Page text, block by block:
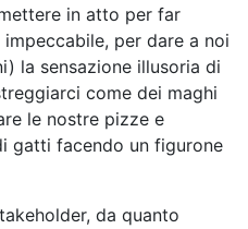
in atto per far
per dare a noi
la sensazione illusoria di
come dei maghi
le nostre pizze e
gatti facendo un figurone
da quanto